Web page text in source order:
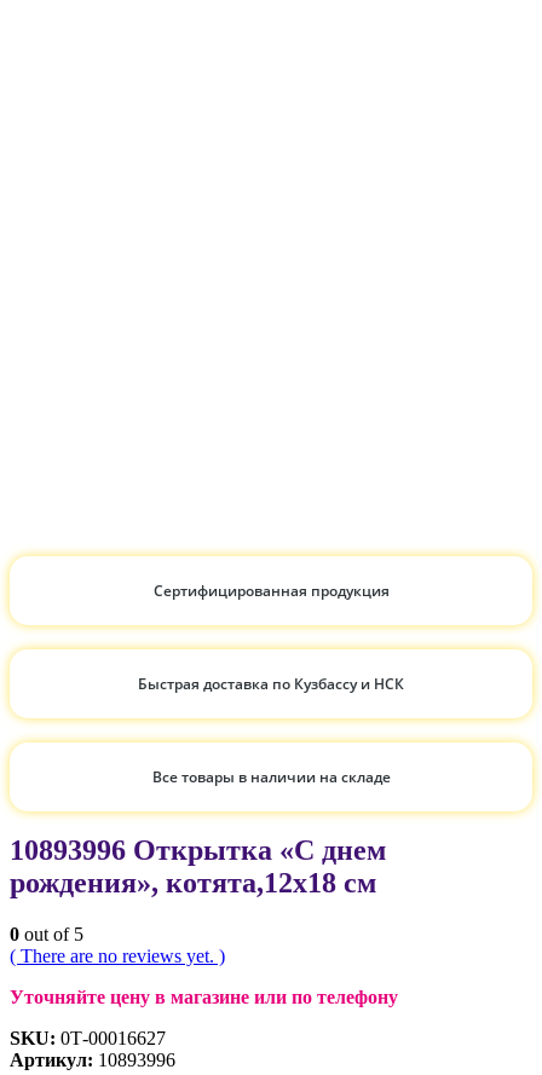
Сертифицированная продукция
Быстрая доставка по Кузбассу и НСК
Все товары в наличии на складе
10893996 Открытка «С днем
рождения», котята,12х18 см
0 out of 5
( There are no reviews yet. )
Уточняйте цену в магазине или по телефону
SKU: 0Т-00016627
Артикул: 10893996